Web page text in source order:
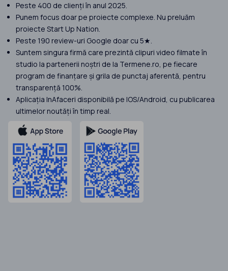
Peste 400 de clienți în anul 2025.
Punem focus doar pe proiecte complexe. Nu preluăm
proiecte Start Up Nation.
Peste 190 review-uri Google doar cu 5★.
Suntem singura firmă care prezintă clipuri video filmate în
studio la partenerii noștri de la Termene.ro, pe fiecare
program de finanțare și grila de punctaj aferentă, pentru
transparență 100%.
Aplicația InAfaceri disponibilă pe IOS/Android, cu publicarea
ultimelor noutăți în timp real.